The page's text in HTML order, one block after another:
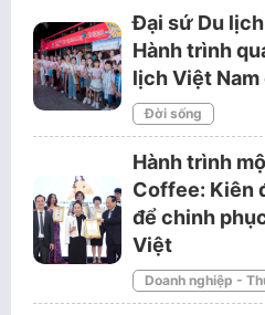
Đại sứ Du
Hành trình
lịch Việt
Đời sống
Hành trình
Coffee: Kiên
để chinh
Việt
Doanh nghiệp -